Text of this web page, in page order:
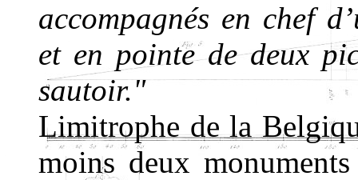
accompagnés en chef
et en pointe de deux
sautoir."
Limitrophe de la
moins deux